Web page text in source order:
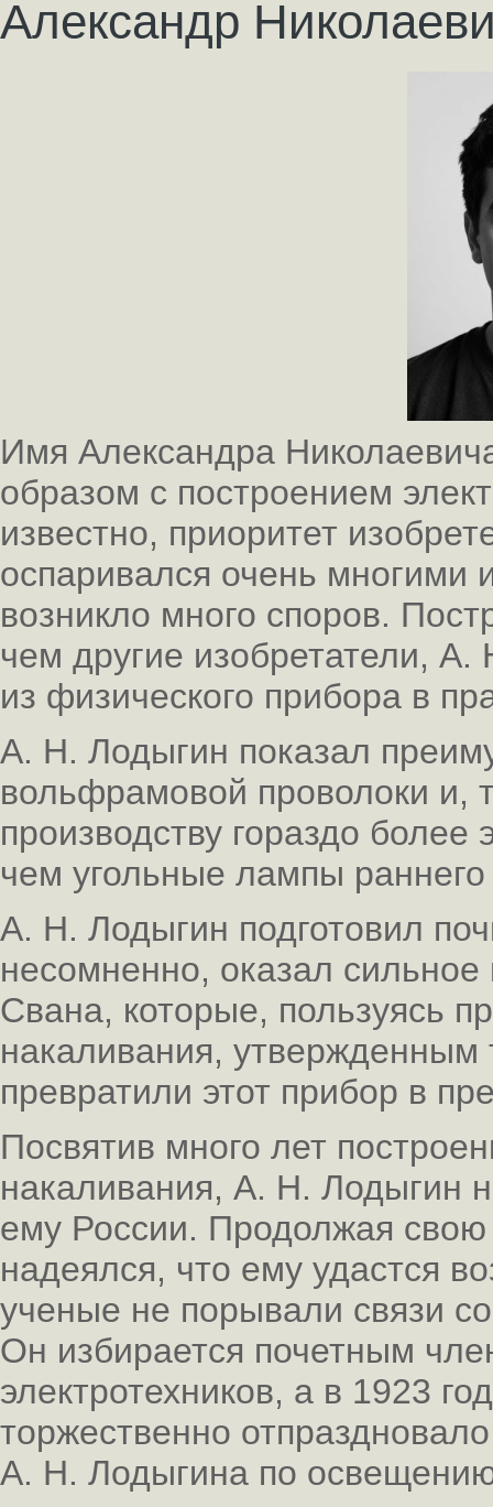
Александр
Имя Александра
образом с построением
известно, приоритет
оспаривался очень многими
возникло много споров.
чем другие изобретатели,
из физического прибора в
А. Н. Лодыгин показал
вольфрамовой проволоки и,
производству гораздо
чем угольные лампы
А. Н. Лодыгин подготовил
несомненно, оказал
Свана, которые, пользуясь
накаливания,
превратили этот прибор в
Посвятив много лет
накаливания, А. Н. Лодыгин
ему России. Продолжая
надеялся, что ему удастся
ученые не порывали связи
Он избирается почетным
электротехников, а в 1923
торжественно
А. Н. Лодыгина по